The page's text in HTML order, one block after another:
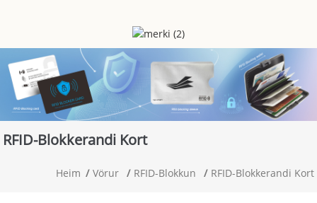
RFID-Blokkerandi Kort
Heim Vörur RFID-Blokkun RFID-Blokkerandi Kort